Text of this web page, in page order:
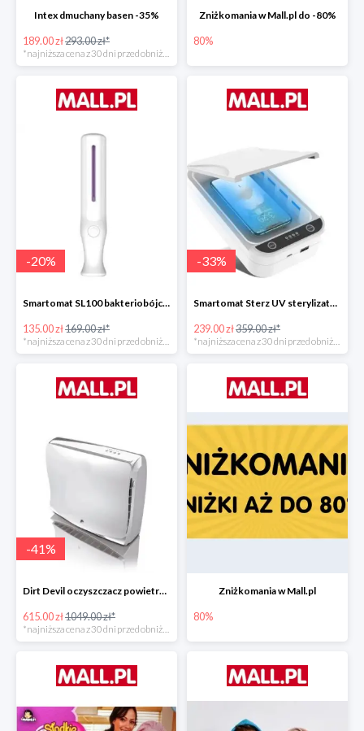
Intex dmuchany basen -35%
189.00 zł293.00 zł*
Zniżkomania w Mall.pl do -80%
80%
-20%
Smartomat SL100 bakteriobójcza lampa UV -20%
135.00 zł169.00 zł*
-33%
Smartomat Sterz UV sterylizator -33%
239.00 zł359.00 zł*
-41%
Dirt Devil oczyszczacz powietrza Pureza 350 -41%
615.00 zł1049.00 zł*
*najniższa cena z 30 dni przed obniżką
Zniżkomania w Mall.pl
80%